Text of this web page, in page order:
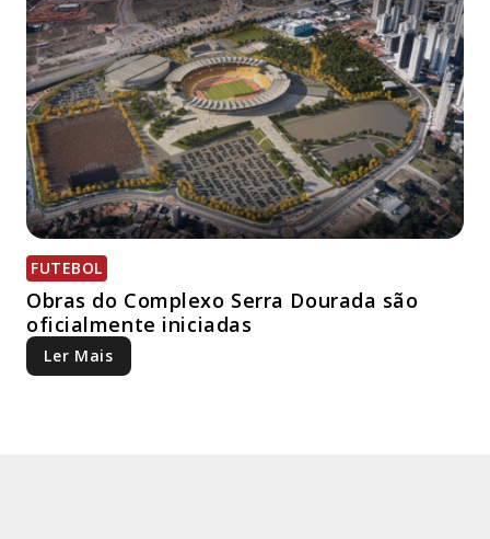
FUTEBOL
Obras do Complexo Serra Dourada são
oficialmente iniciadas
Ler Mais